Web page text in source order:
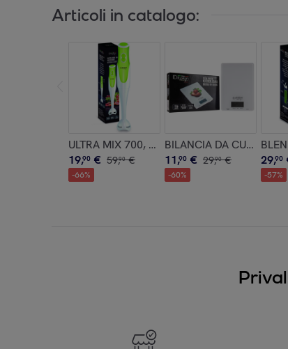
Articoli in catalogo:
ULTRA MIX 700, 700w
19,90 € 59,90 €
-66%
BILANCIA DA CUCINA
11,90 € 29,90 €
-60%
29,90
-57%